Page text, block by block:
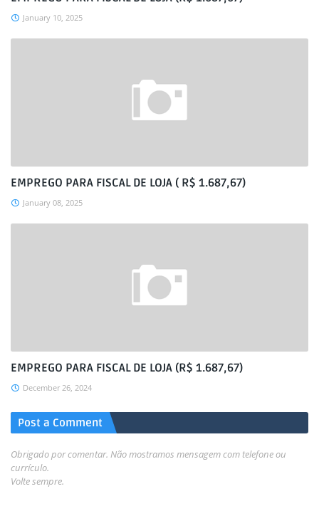
January 10, 2025
EMPREGO PARA FISCAL DE LOJA ( R$ 1.687,67)
January 08, 2025
EMPREGO PARA FISCAL DE LOJA (R$ 1.687,67)
December 26, 2024
Post a Comment
Obrigado por comentar. Não mostramos mensagem com telefone ou
currículo.
Volte sempre.